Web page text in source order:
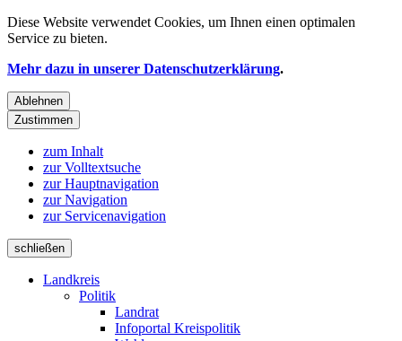
Diese Website verwendet Cookies, um Ihnen einen optimalen
Service zu bieten.
Mehr dazu in unserer Datenschutzerklärung.
Ablehnen
Zustimmen
zum Inhalt
zur Volltextsuche
zur Hauptnavigation
zur Navigation
zur Servicenavigation
schließen
Landkreis
Politik
Landrat
Infoportal Kreispolitik